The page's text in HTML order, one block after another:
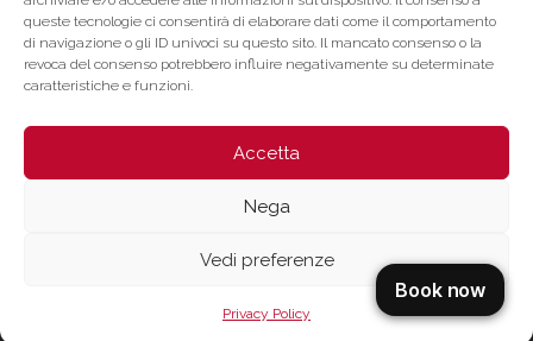
queste tecnologie ci consentirà di elaborare dati come il comportamento
di navigazione o gli ID univoci su questo sito. Il mancato consenso o la
revoca del consenso potrebbero influire negativamente su determinate
caratteristiche e funzioni.
Accetta
Nega
Vedi preferenze
Privacy Policy
MI ISCRIVO
Sito della Basilica di Santa Maria ad Martyres
Privacy Policy
| P.IVA 01517040489